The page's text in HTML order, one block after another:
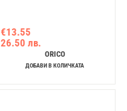
€13.55
26.50 лв.
ORICO
ДОБАВИ В КОЛИЧКАТА